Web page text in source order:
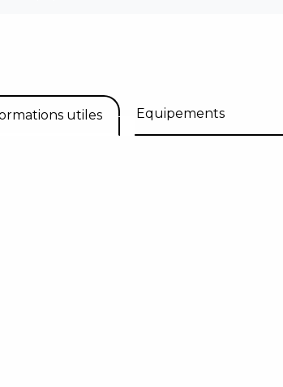
utiles Equipements